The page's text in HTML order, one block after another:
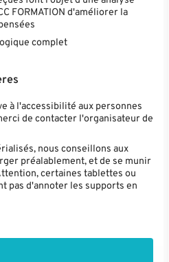
FORMATION d'améliorer la
complet
à l'accessibilité aux personnes
de contacter l'organisateur de
nous conseillons aux
préalablement, et de se munir
certaines tablettes ou
pas d'annoter les supports en